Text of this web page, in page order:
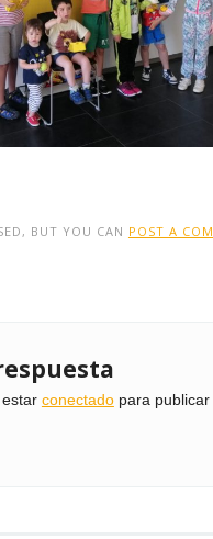
BUT YOU CAN POST A
conectadopara publicar